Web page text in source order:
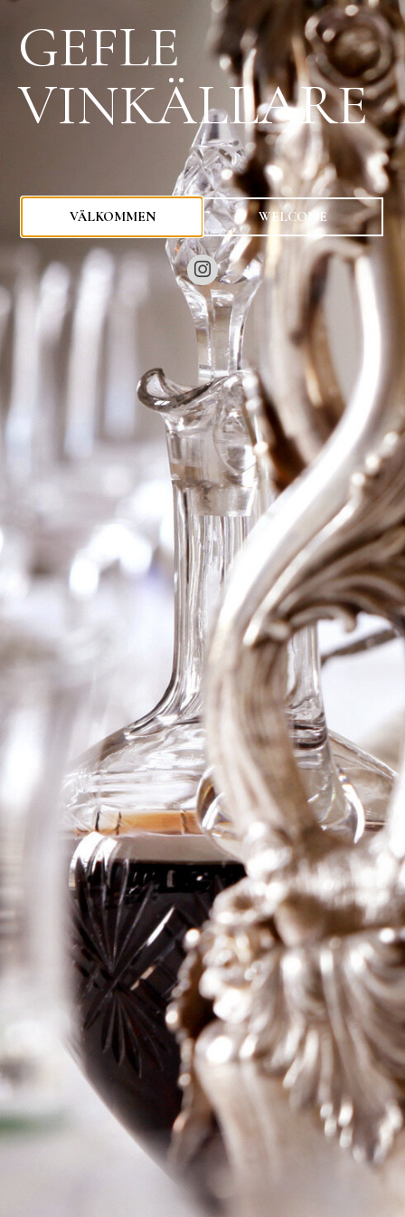
kr
2016 Meursault
Les Narvaux
Logga in för att se priset
Art.nr: 20965-01
Information
Producent Jobard Morey
Årgång 2016
Land Frankrike
Område Bourgogne
Färg Vitt
75cl
–
GEFLE
VINKÄLLARE
VÄLKOMMEN WELCOME